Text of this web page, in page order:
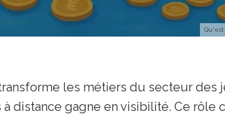
les métiers du secteur des
distance gagne en visibilité. Ce rôle